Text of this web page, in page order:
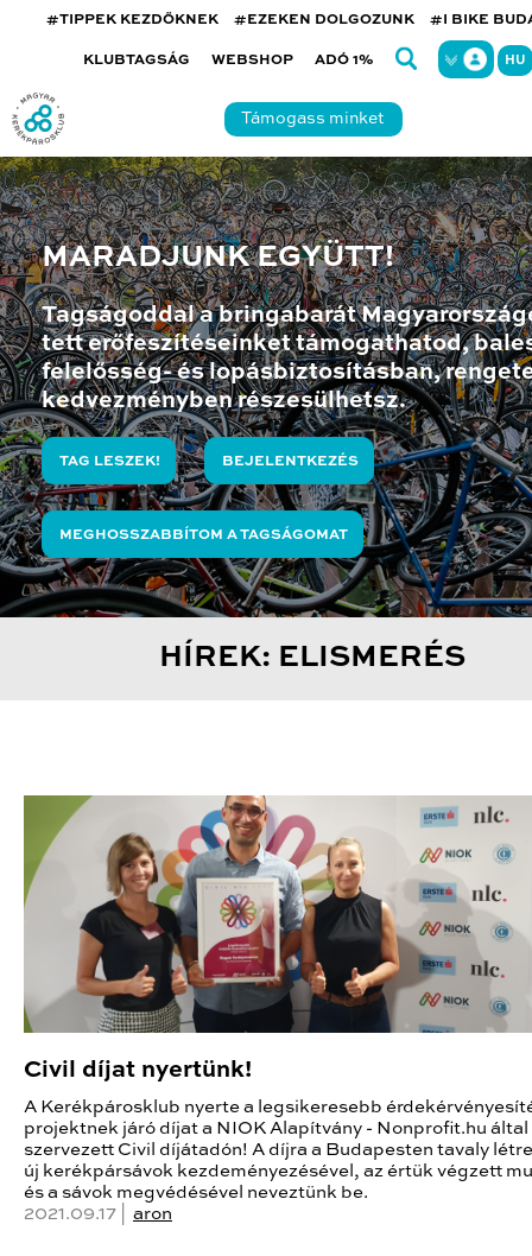
#TIPPEK KEZDŐKNEK #EZEKEN DOLGOZUNK #I BIKE
KLUBTAGSÁG WEBSHOP ADÓ 1% HU
Támogass minket
MARADJUNK EGYÜTT!
Tagságoddal a bringabarát
tett erőfeszítéseinket támogathatod,
felelősség- és lopásbiztosításban,
kedvezményben részesülhetsz.
TAG LESZEK! BEJELENTKEZÉS
MEGHOSSZABBÍTOM A TAGSÁGOMAT
HÍREK: ELISMERÉS
Civil díjat nyertünk!
A Kerékpárosklub nyerte a legsikeresebb
projektnek járó díjat a NIOK Alapítvány - Nonprofit.hu által
szervezett Civil díjátadón! A díjra a Budapesten tavaly
új kerékpársávok kezdeményezésével, az értük végzett
és a sávok megvédésével neveztünk be.
2021.09.17 | aron